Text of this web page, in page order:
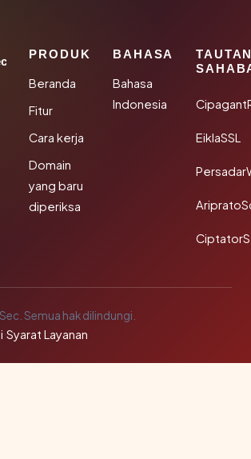
PRODUK
Beranda
Fitur
Cara kerja
Domain
yang baru
diperiksa
BAHASA
Bahasa
Indonesia
EiklaSSL
Semua hak dilindungi.
·Syarat Layanan